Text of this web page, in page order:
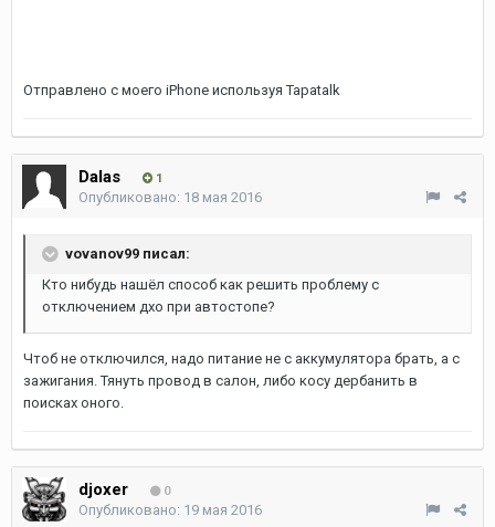
Отправлено с моего iPhone используя Tapatalk
Dalas 1
Опубликовано: 18 мая 2016
vovanov99 писал:
Кто нибудь нашёл способ как решить проблему с
отключением дхо при автостопе?
Чтоб не отключился, надо питание не с аккумулятора брать, а с
зажигания. Тянуть провод в салон, либо косу дербанить в
поисках оного.
djoxer 0
Опубликовано: 19 мая 2016